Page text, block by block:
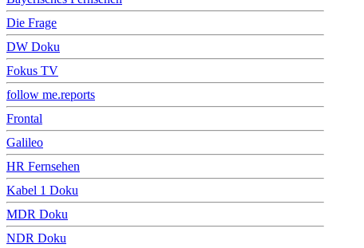
Die Frage
DW Doku
Fokus TV
follow me.reports
Frontal
Galileo
HR Fernsehen
Kabel 1 Doku
MDR Doku
NDR Doku